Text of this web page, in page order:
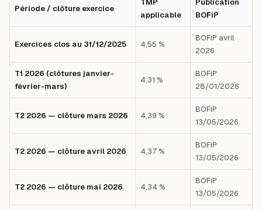
Période / clôture exercice
applicable
BOFiP
Exercices clos au 31/12/2025 4,55 %
BOFiP avril
2026
T1 2026 (clôtures janvier-
février-mars)
4,31 %
BOFiP
28/01/2026
T2 2026 — clôture mars 2026 4,39 %
BOFiP
13/05/2026
T2 2026 — clôture avril 2026 4,37 %
BOFiP
13/05/2026
T2 2026 — clôture mai 2026 4,34 %
BOFiP
13/05/2026